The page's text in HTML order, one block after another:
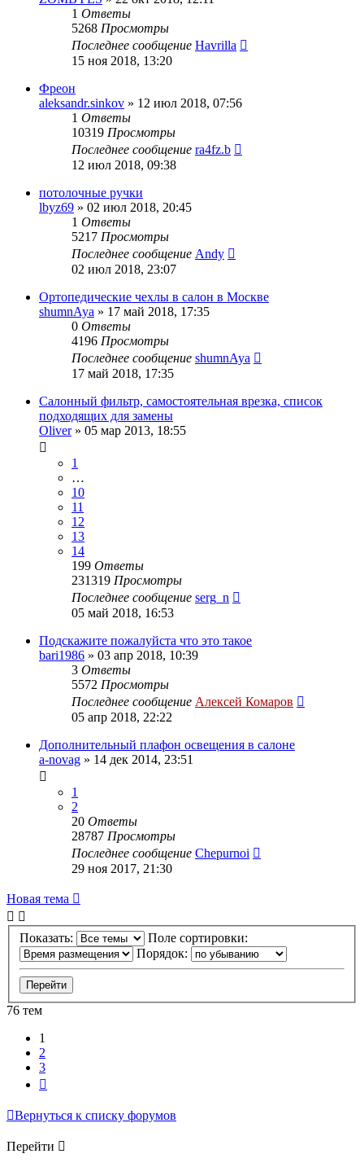
1 Ответы
5268 Просмотры
Последнее сообщение Havrilla
15 ноя 2018, 13:20
Фреон
aleksandr.sinkov » 12 июл 2018, 07:56
1 Ответы
10319 Просмотры
Последнее сообщение ra4fz.b
12 июл 2018, 09:38
потолочные ручки
lbyz69 » 02 июл 2018, 20:45
1 Ответы
5217 Просмотры
Последнее сообщение Andy
02 июл 2018, 23:07
Ортопедические чехлы в салон в Москве
shumnAya » 17 май 2018, 17:35
0 Ответы
4196 Просмотры
Последнее сообщение shumnAya
17 май 2018, 17:35
Салонный фильтр, самостоятельная врезка, список
подходящих для замены
Oliver» 05 мар 2013, 18:55
1
…
10
11
12
13
14
199 Ответы
231319 Просмотры
Последнее сообщение serg_n
05 май 2018, 16:53
Подскажите пожалуйста что это такое
bari1986 » 03 апр 2018, 10:39
3 Ответы
5572 Просмотры
Последнее сообщение Алексей Комаров
05 апр 2018, 22:22
Дополнительный плафон освещения в салоне
a-novag » 14 дек 2014, 23:51
1
2
20 Ответы
28787 Просмотры
Последнее сообщение Chepurnoi
29 ноя 2017, 21:30
Новая тема
Показать:
Поле сортировки:
Порядок:
76 тем
1
2
3
Вернуться к списку форумов
Перейти